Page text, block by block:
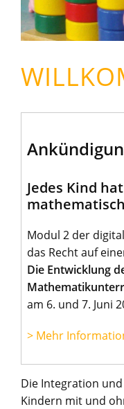
Jedes Kind
Modul 2 der
das Recht auf
Die Entwicklung
am 6. und 7. Juni
> Mehr
Die Integration
Kindern mit und